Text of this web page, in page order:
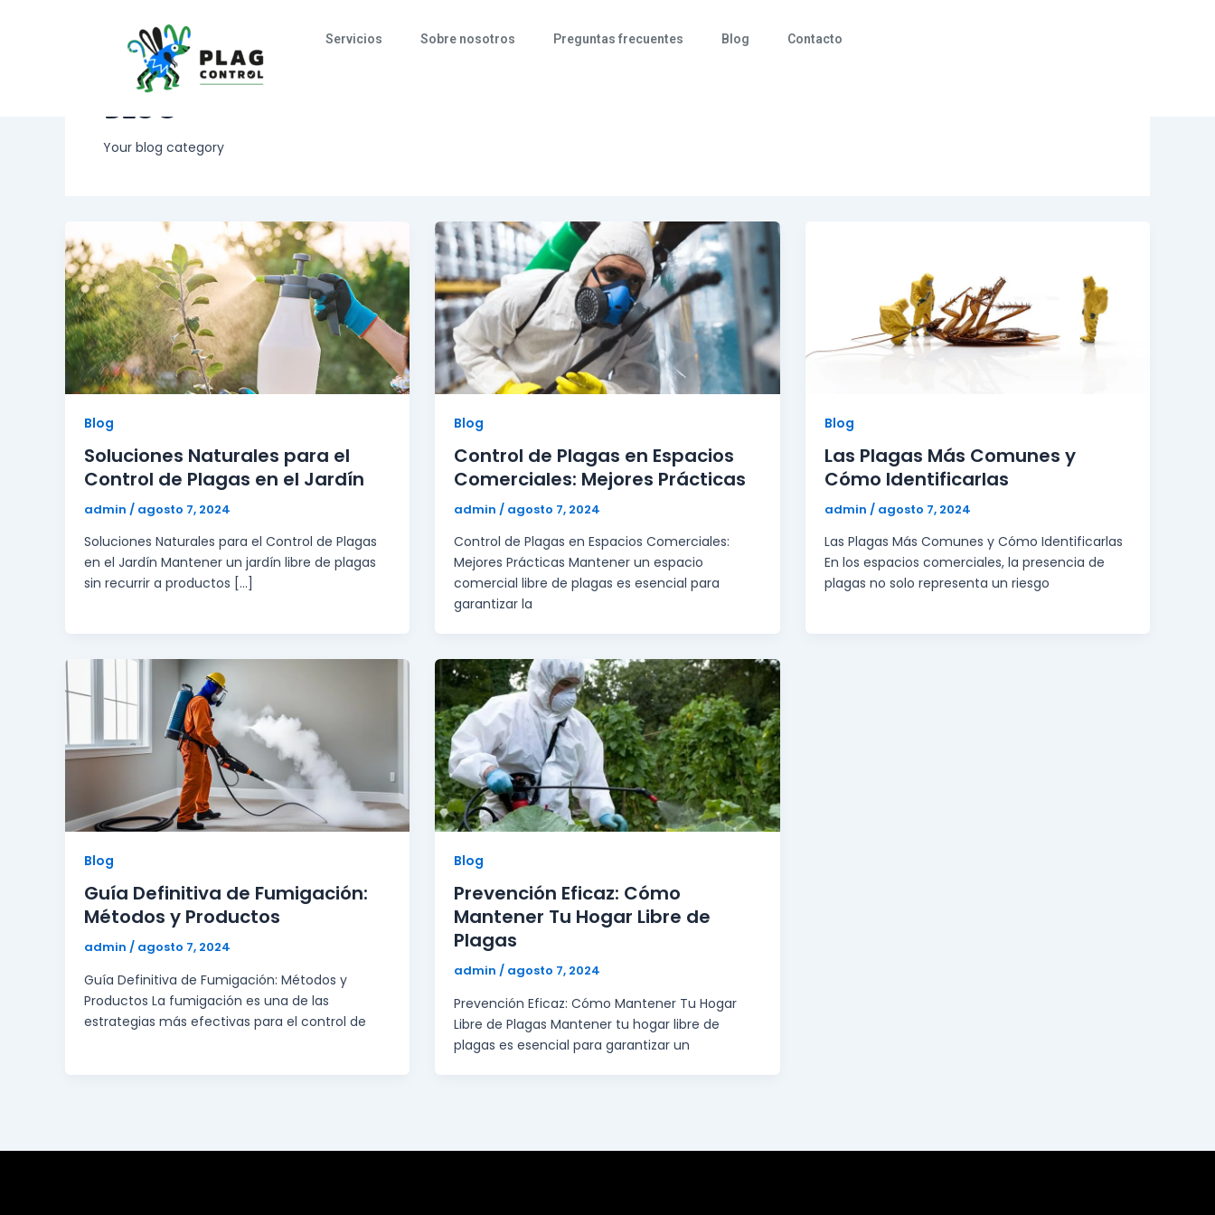
Servicios Sobre nosotros Preguntas frecuentes Blog Contacto
BLOG
Your blog category
Blog
Soluciones Naturales para el
Control de Plagas en el Jardín
admin / agosto 7, 2024
Soluciones Naturales para el Control de Plagas
en el Jardín Mantener un jardín libre de plagas
sin recurrir a productos […]
Blog
Control de Plagas en Espacios
Comerciales: Mejores Prácticas
admin/ agosto 7, 2024
Control de Plagas en Espacios Comerciales:
Mejores Prácticas Mantener un espacio
comercial libre de plagas es esencial para
garantizar la
Blog
Las Plagas Más Comunes y
Cómo Identificarlas
admin / agosto 7, 2024
Las Plagas Más Comunes y Cómo Identificarlas
En los espacios comerciales, la presencia de
plagas no solo representa un riesgo
Blog
Guía Definitiva de Fumigación:
Métodos y Productos
admin / agosto 7, 2024
Guía Definitiva de Fumigación: Métodos y
Productos La fumigación es una de las
estrategias más efectivas para el control de
Blog
Prevención Eficaz: Cómo
Mantener Tu Hogar Libre de
Plagas
admin/ agosto 7, 2024
Prevención Eficaz: Cómo Mantener Tu Hogar
Libre de Plagas Mantener tu hogar libre de
plagas es esencial para garantizar un